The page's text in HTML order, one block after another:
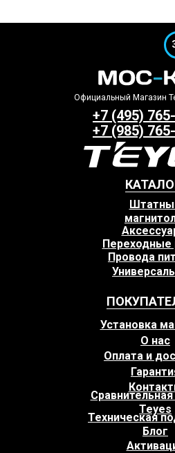
+7 (495)
+7 (985)
Провода
Переходные
Официальный Магазин
Установка
Teyes
Блог
Техническая
Оплата и
О нас